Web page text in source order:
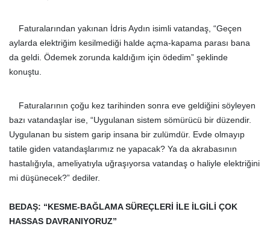
Faturalarından yakınan İdris Aydın isimli vatandaş, “Geçen
aylarda elektriğim kesilmediği halde açma-kapama parası bana
da geldi. Ödemek zorunda kaldığım için ödedim” şeklinde
konuştu.
Faturalarının çoğu kez tarihinden sonra eve geldiğini söyleyen
bazı vatandaşlar ise, “Uygulanan sistem sömürücü bir düzendir.
Uygulanan bu sistem garip insana bir zulümdür. Evde olmayıp
tatile giden vatandaşlarımız ne yapacak? Ya da akrabasının
hastalığıyla, ameliyatıyla uğraşıyorsa vatandaş o haliyle elektriğini
mi düşünecek?” dediler.
BEDAŞ: “KESME-BAĞLAMA SÜREÇLERİ İLE İLGİLİ ÇOK
HASSAS DAVRANIYORUZ”